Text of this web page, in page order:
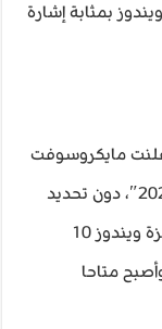
بمثابة إشارة
أقيم في 24 يونيو، أعلنت مايكروسوفت
أيضًا أنه سيتم إصدار ويندوز 11 في “عطلة 2021″، دون تحديد
التاريخ. سيصاحب إصداره ترقية مجانية لأجهزة ويندوز 10
بتاريخ 5 أكتوبر وأصبح متاحا